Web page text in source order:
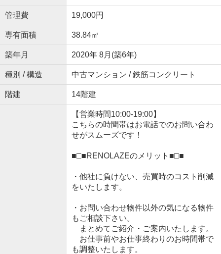
管理費 19,000円
専有面積 38.84㎡
築年月 2020年 8月(築6年)
種別 / 構造 中古マンション / 鉄筋コンクリート
階建 14階建
【営業時間10:00-19:00】
こちらの時間帯はお電話でのお問い合わ
せがスムーズです！
■□■RENOLAZEのメリット■□■
・他社に負けない、売買時のコスト削減
をいたします。
・お問い合わせ物件以外の気になる物件
もご相談下さい。
まとめてご紹介・ご案内いたします。
お仕事前やお仕事終わりのお時間帯で
も調整いたします。